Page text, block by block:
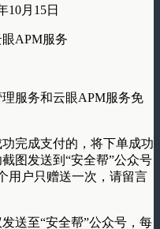
10月15日
眼APM服务
服务和云眼APM服务免
完成支付的，将下单成功
图发送到“安全帮”公众号
用户只赠送一次，请留言
送至“安全帮”公众号，每